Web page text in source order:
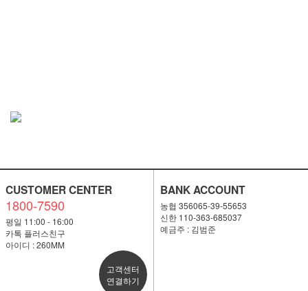
CUSTOMER CENTER
1800-7590
평일 11:00 - 16:00
카톡 플러스친구
아이디 : 260MM
고객센터
연결하기
BANK ACCOUNT
농협 356065-39-55653
신한 110-363-685037
예금주 : 김범준